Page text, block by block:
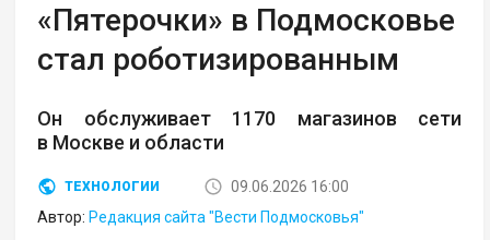
«Пятерочки» в Подмосковье
стал роботизированным
Он обслуживает 1170 магазинов сети
в Москве и области
ТЕХНОЛОГИИ
09.06.2026 16:00
Автор: Редакция сайта "Вести Подмосковья"